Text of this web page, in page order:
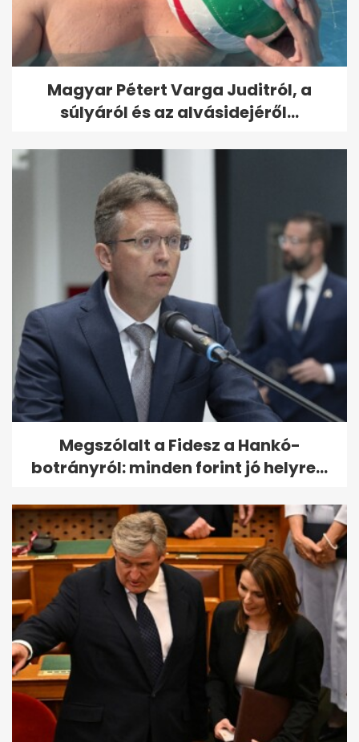
Magyar Pétert Varga Juditról, a
súlyáról és az alvásidejéről...
Megszólalt a Fidesz a Hankó-
botrányról: minden forint jó helyre...